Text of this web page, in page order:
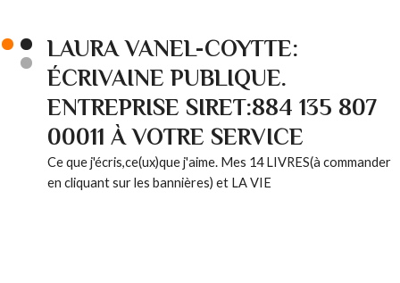
LAURA VANEL-COYTTE:
ÉCRIVAINE PUBLIQUE.
ENTREPRISE SIRET:884 135 807
00011 À VOTRE SERVICE
Ce que j'écris,ce(ux)que j'aime. Mes 14 LIVRES(à commander
en cliquant sur les bannières) et LA VIE